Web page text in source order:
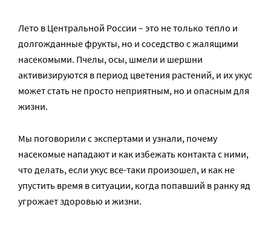
Лето в Центральной России – это не только тепло и
долгожданные фрукты, но и соседство с жалящими
насекомыми. Пчелы, осы, шмели и шершни
активизируются в период цветения растений, и их укус
может стать не просто неприятным, но и опасным для
жизни.
Мы поговорили с экспертами и узнали, почему
насекомые нападают и как избежать контакта с ними,
что делать, если укус все-таки произошел, и как не
упустить время в ситуации, когда попавший в ранку яд
угрожает здоровью и жизни.